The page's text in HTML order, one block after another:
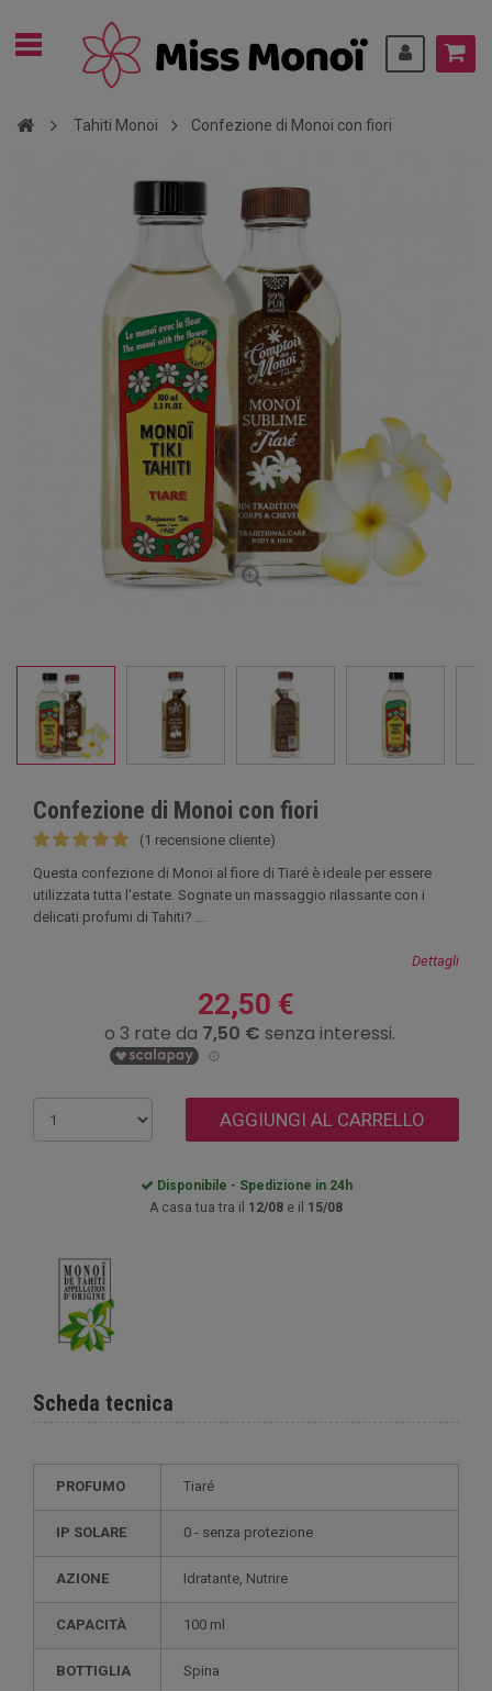
Tahiti Monoi Confezione di Monoi con fiori
Confezione di Monoi con fiori
(1 recensione cliente)
Questa confezione di Monoï al fiore di Tiaré è ideale per essere
utilizzata tutta l'estate. Sognate un massaggio rilassante con i
delicati profumi di Tahiti? ...
Dettagli
22,50 €
AGGIUNGI AL CARRELLO
Disponibile - Spedizione in 24h
A casa tua tra il 12/08 e il 15/08
Scheda tecnica
PROFUMO Tiaré
IP SOLARE 0 - senza protezione
AZIONE Idratante, Nutrire
CAPACITÀ 100 ml
BOTTIGLIA Spina